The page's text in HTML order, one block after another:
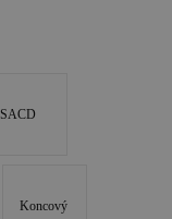
SACD
Koncový